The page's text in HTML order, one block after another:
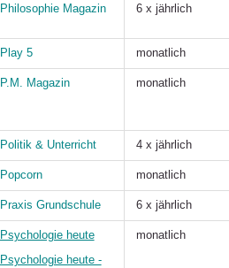
Philosophie Magazin 6 x jährlich
Play 5 monatlich
P.M. Magazin monatlich
Politik & Unterricht 4 x jährlich
Popcorn monatlich
Praxis Grundschule 6 x jährlich
Psychologie heute
Psychologie heute -
monatlich